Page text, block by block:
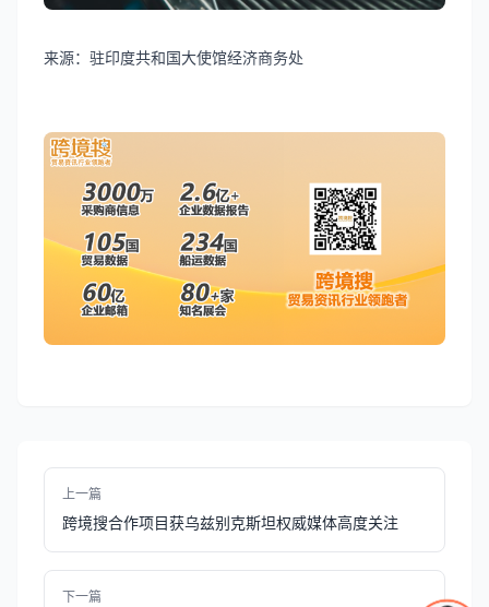
来源：驻印度共和国大使馆经济商务处
上一篇
跨境搜合作项目获乌兹别克斯坦权威媒体高度关注
下一篇